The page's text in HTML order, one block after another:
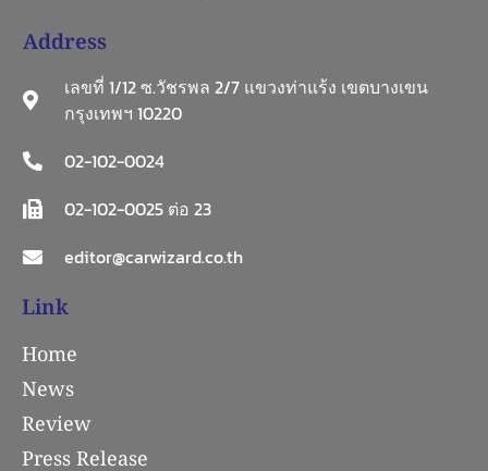
Address
เลขที่ 1/12 ซ.วัชรพล 2/7 แขวงท่าแร้ง เขตบางเขน
กรุงเทพฯ 10220
02-102-0024
02-102-0025 ต่อ 23
editor@carwizard.co.th
Link
Home
News
Review
Press Release